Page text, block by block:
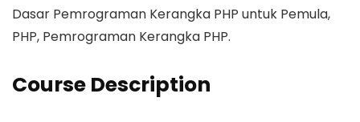
Dasar Pemrograman Kerangka PHP untuk Pemula,
PHP, Pemrograman Kerangka PHP.
Course Description